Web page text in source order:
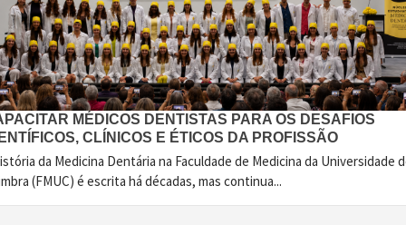
MÉDICOS DENTISTAS PARA OS DESAFIOS
CLÍNICOS E ÉTICOS DA PROFISSÃO
da Medicina Dentária na Faculdade de Medicina da Universidade
(FMUC) é escrita há décadas, mas continua...